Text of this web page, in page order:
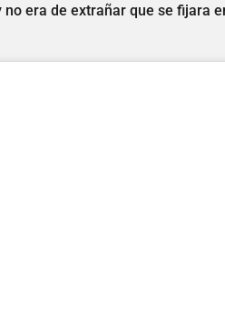
era de extrañar que se fijara